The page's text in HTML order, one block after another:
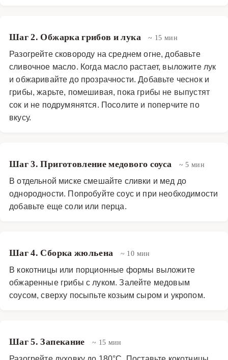
Шаг 2. Обжарка грибов и лука ~ 15 мин
Разогрейте сковороду на среднем огне, добавьте
сливочное масло. Когда масло растает, выложите лук
и обжаривайте до прозрачности. Добавьте чеснок и
грибы, жарьте, помешивая, пока грибы не выпустят
сок и не подрумянятся. Посолите и поперчите по
вкусу.
Шаг 3. Приготовление медового соуса ~ 5 мин
В отдельной миске смешайте сливки и мед до
однородности. Попробуйте соус и при необходимости
добавьте еще соли или перца.
Шаг 4. Сборка жюльена ~ 10 мин
В кокотницы или порционные формы выложите
обжаренные грибы с луком. Залейте медовым
соусом, сверху посыпьте козьим сыром и укропом.
Шаг 5. Запекание ~ 15 мин